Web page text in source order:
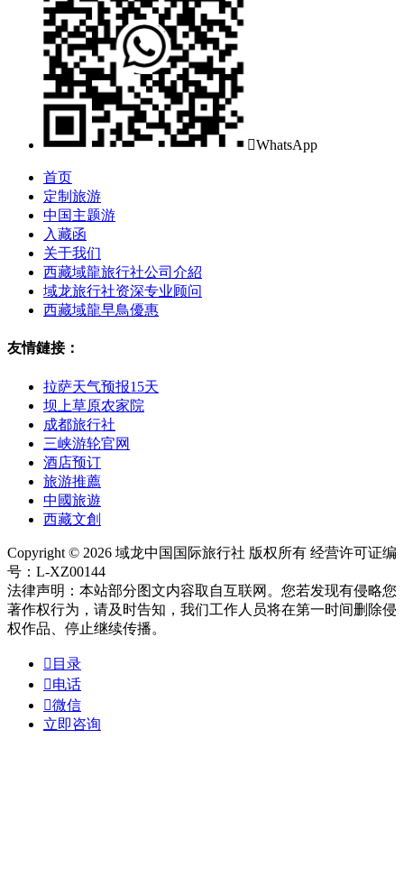
WhatsApp
首页
定制旅游
中国主题游
入藏函
关于我们
西藏域龍旅行社公司介紹
域龙旅行社资深专业顾问
西藏域龍早鳥優惠
友情鏈接：
拉萨天气预报15天
坝上草原农家院
成都旅行社
三峡游轮官网
酒店预订
旅游推薦
中國旅遊
西藏文創
Copyright © 2026 域龙中国国际旅行社 版权所有 经营许可证编
号：L-XZ00144
法律声明：本站部分图文内容取自互联网。您若发现有侵略您
著作权行为，请及时告知，我们工作人员将在第一时间删除侵
权作品、停止继续传播。
 目录
电话
微信
立即咨询